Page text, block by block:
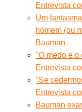
Entrevista
Um
homem (ou
Bauman
"O medo e o
Entrevista
"Se
Entrevista
Bauman